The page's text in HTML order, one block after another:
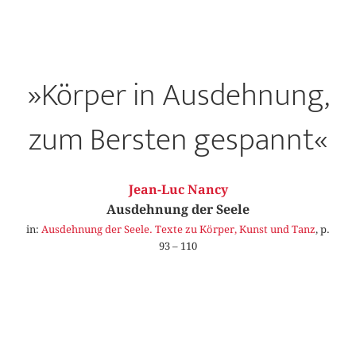
»Körper in Ausdehnung,
zum Bersten gespannt«
Jean-Luc Nancy
Ausdehnung der Seele
in: Ausdehnung der Seele. Texte zu Körper, Kunst und Tanz, p.
93 – 110